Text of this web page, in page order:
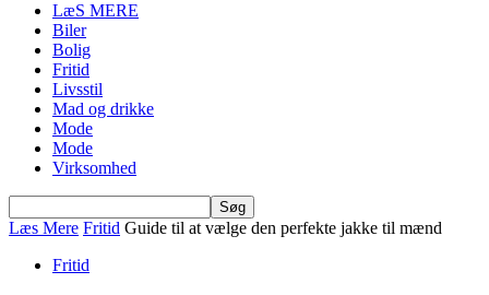
LæS MERE
Biler
Bolig
Fritid
Livsstil
Mad og drikke
Mode
Mode
Virksomhed
Læs Mere Fritid Guide til at vælge den perfekte jakke til mænd
Fritid